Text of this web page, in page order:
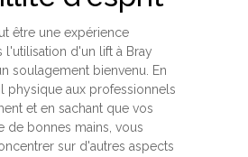
être une expérience
l'utilisation d'un lift à Bray
soulagement bienvenu. En
physique aux professionnels
et en sachant que vos
de bonnes mains, vous
sur d'autres aspects